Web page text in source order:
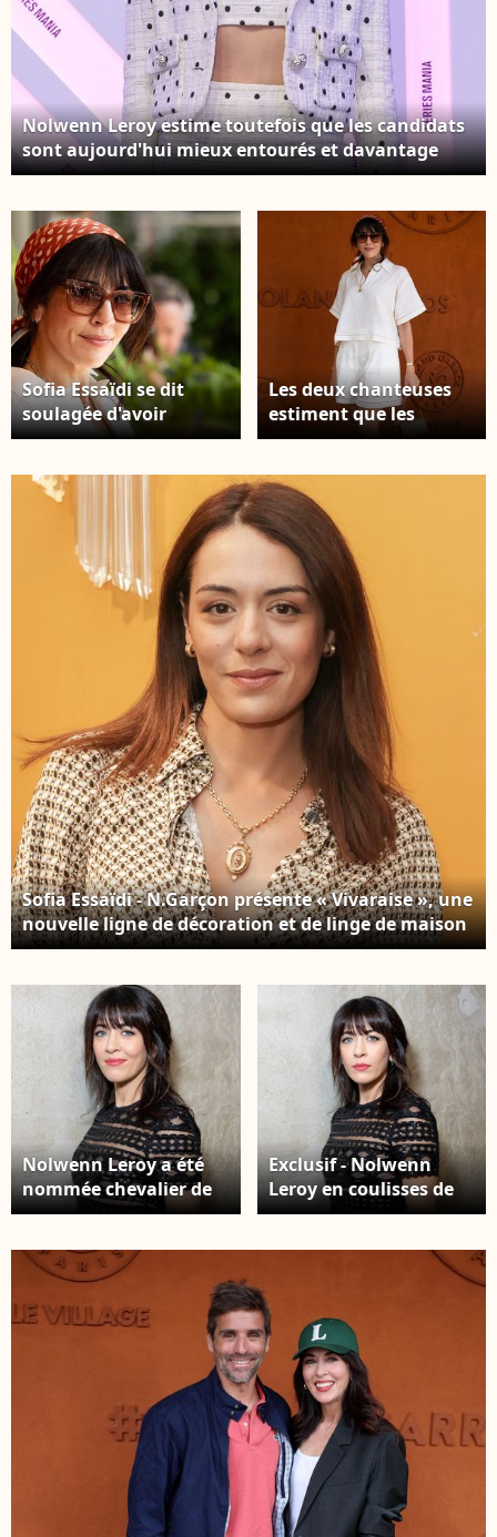
Nolwenn Leroy estime toutefois que les candidats
sont aujourd'hui mieux entourés et davantage
protégés. Nolwenn Leroy lors du photocall de la
Series Mania 2026 à Lille, en France, le 21 mars
2026. © Stéphane Vansteenkiste/Bestimage
Sofia Essaïdi se dit
soulagée d'avoir
participé à l'émission
sociaux. Nolwenn
Leroy au village lors
des Internationaux de
France de tennis de
Roland-Garros 2026.
Paris, le 28 mai 2026. ©
Jacovides / Moreau /
Les deux chanteuses
estiment que les
réseaux sociaux
la Star Academy plus
difficile. Nolwenn
Leroy au village lors
des Internationaux de
France de tennis de
Roland-Garros 2026.
Paris, le 28 mai 2026. ©
Jacovides / Moreau /
Bestimage
Sofia Essaïdi - N.Garçon présente « Vivaraise », une
nouvelle ligne de décoration et de linge de maison
à laquelle elle a collaboré. Une soirée a été
Paris le 7 septembre 2022. © Jack Tribeca /
Bestimage
Nolwenn Leroy a été
nommée chevalier de
la Légion d'honneur
1er janvier 2026.
Exclusif - Nolwenn
Leroy en coulisses de
l'enregistrement de
organisée au profit de
la Fondation des
femmes à l'Adidas
Arena et diffusée sur
TMC le 25 novembre
2025, à Paris, en
Exclusif - Nolwenn
Leroy en coulisses de
l'enregistrement de
organisée au profit de
la Fondation des
femmes à l'Adidas
Arena et diffusée sur
TMC le 25 novembre
2025, à Paris, en
France, le 19 novembre
2025. © Guirec-
Moreau/Bestimage